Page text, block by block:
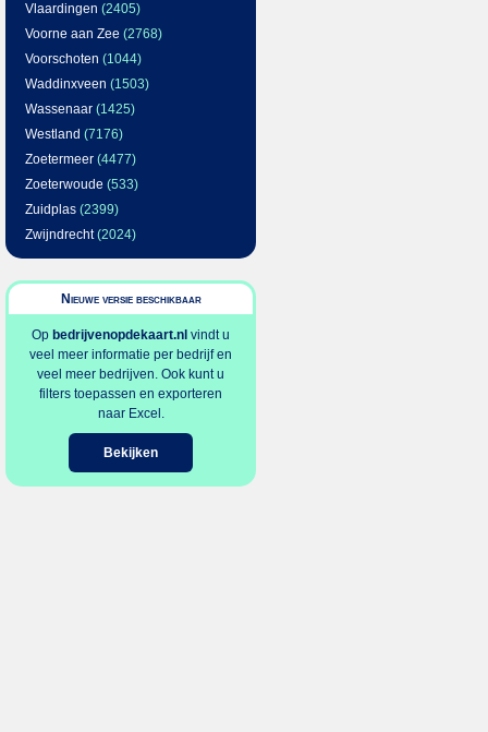
Vlaardingen (2405)
Voorne aan Zee (2768)
Voorschoten (1044)
Waddinxveen (1503)
Wassenaar (1425)
Westland (7176)
Zoetermeer (4477)
Zoeterwoude (533)
Zuidplas (2399)
Zwijndrecht(2024)
Nieuwe versie beschikbaar
Op bedrijvenopdekaart.nl vindt u
veel meer informatie per bedrijf en
veel meer bedrijven. Ook kunt u
filters toepassen en exporteren
naar Excel.
Bekijken